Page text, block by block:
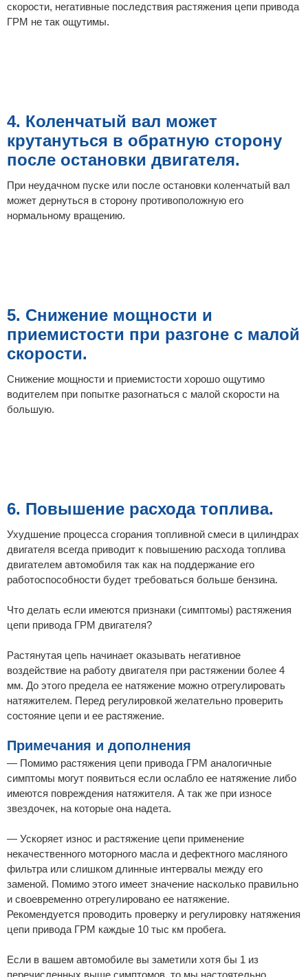
скорости, негативные последствия растяжения цепи привода
ГРМ не так ощутимы.
4. Коленчатый вал может
крутануться в обратную сторону
после остановки двигателя.
При неудачном пуске или после остановки коленчатый вал
может дернуться в сторону противоположную его
нормальному вращению.
5. Снижение мощности и
приемистости при разгоне с малой
скорости.
Снижение мощности и приемистости хорошо ощутимо
водителем при попытке разогнаться с малой скорости на
большую.
6. Повышение расхода топлива.
Ухудшение процесса сгорания топливной смеси в цилиндрах
двигателя всегда приводит к повышению расхода топлива
двигателем автомобиля так как на поддержание его
работоспособности будет требоваться больше бензина.
Что делать если имеются признаки (симптомы) растяжения
цепи привода ГРМ двигателя?
Растянутая цепь начинает оказывать негативное
воздействие на работу двигателя при растяжении более 4
мм. До этого предела ее натяжение можно отрегулировать
натяжителем. Перед регулировкой желательно проверить
состояние цепи и ее растяжение.
Примечания и дополнения
— Помимо растяжения цепи привода ГРМ аналогичные
симптомы могут появиться если ослабло ее натяжение либо
имеются повреждения натяжителя. А так же при износе
звездочек, на которые она надета.
— Ускоряет износ и растяжение цепи применение
некачественного моторного масла и дефектного масляного
фильтра или слишком длинные интервалы между его
заменой. Помимо этого имеет значение насколько правильно
и своевременно отрегулировано ее натяжение.
Рекомендуется проводить проверку и регулировку натяжения
цепи привода ГРМ каждые 10 тыс км пробега.
Если в вашем автомобиле вы заметили хотя бы 1 из
перечисленных выше симптомов, то мы настоятельно